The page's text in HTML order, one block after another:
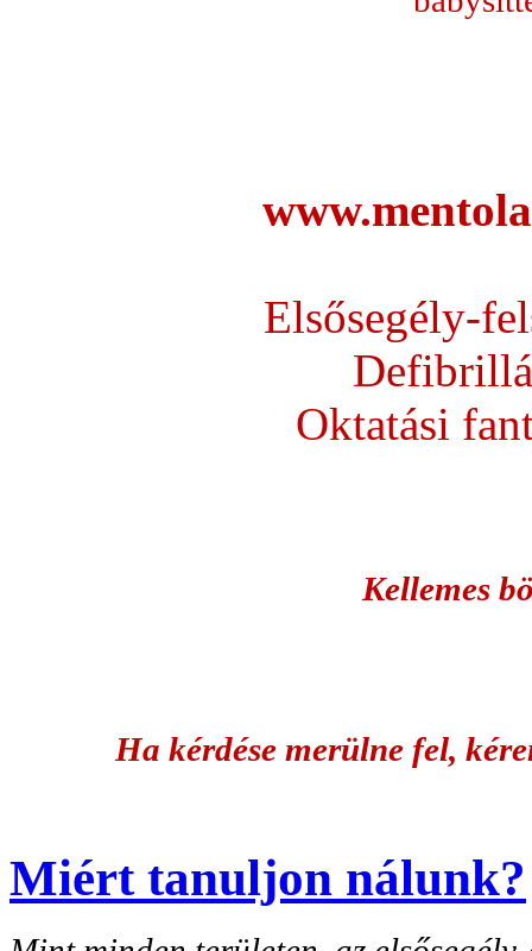
Elsősegély-
Oktatási
Kellemes
Ha kérdése merülne fel,
Miért tanuljon nálunk?